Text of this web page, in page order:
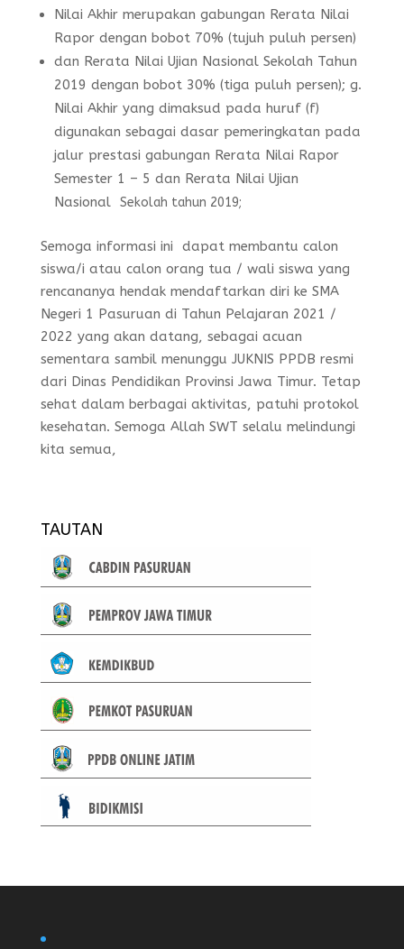
Nilai Akhir merupakan gabungan Rerata Nilai
Rapor dengan bobot 70% (tujuh puluh persen)
dan Rerata Nilai Ujian Nasional Sekolah Tahun
2019 dengan bobot 30% (tiga puluh persen); g.
Nilai Akhir yang dimaksud pada huruf (f)
digunakan sebagai dasar pemeringkatan pada
jalur prestasi gabungan Rerata Nilai Rapor
Semester 1 – 5 dan Rerata Nilai Ujian
Nasional Sekolah tahun 2019;
Semoga informasi ini dapat membantu calon
siswa/i atau calon orang tua / wali siswa yang
rencananya hendak mendaftarkan diri ke SMA
Negeri 1 Pasuruan di Tahun Pelajaran 2021 /
2022 yang akan datang, sebagai acuan
sementara sambil menunggu JUKNIS PPDB resmi
dari Dinas Pendidikan Provinsi Jawa Timur. Tetap
sehat dalam berbagai aktivitas, patuhi protokol
kesehatan. Semoga Allah SWT selalu melindungi
kita semua,
TAUTAN